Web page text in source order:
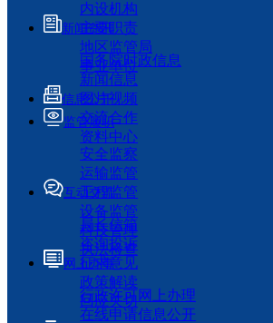
内设机构
主要职责
地区监管局
事业单位
新闻资讯
国务院时政信息
新闻信息
图片视频
交流合作
资料中心
信息公开
监管履职
安全监察
运输监管
工程监管
设备监管
科技管理
执法检查
互动交流
局长信箱
咨询投诉
征求意见
政策解读
回应关切
网上办事
行政许可网上办理
在线申请信息公开